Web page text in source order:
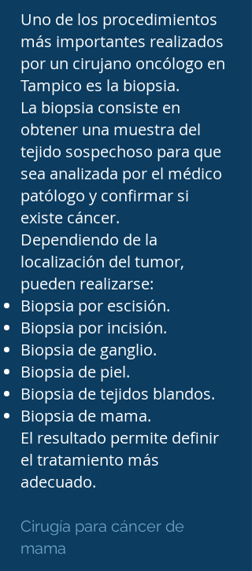
tamaño o color, pérdida de
peso inexplicada,
sangrados anormales,
dificultad para tragar,
alteraciones persistentes
del hábito intestinal o
cualquier síntoma que
haga sospechar una
enfermedad oncológica.
Elegir un cirujano
oncólogo en Tampico
implica considerar
aspectos como su
experiencia, formación,
certificaciones, hospital
donde realiza los
procedimientos y la
disponibilidad de un
que permita ofrecer un
tratamiento integral. Una
Uno de los procedimientos
más importantes realizados
por un cirujano oncólogo en
Tampico es la biopsia.
La biopsia consiste en
obtener una muestra del
tejido sospechoso para que
sea analizada por el médico
patólogo y confirmar si
existe cáncer.
Dependiendo de la
localización del tumor,
pueden realizarse:
Biopsia por escisión.
Biopsia por incisión.
Biopsia de ganglio.
Biopsia de piel.
Biopsia de tejidos blandos.
Biopsia de mama.
El resultado permite definir
el tratamiento más
adecuado.
Cirugía para cáncer de
mama